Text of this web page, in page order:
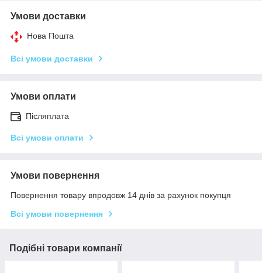
Умови доставки
Нова Пошта
Всі умови доставки
Умови оплати
Післяплата
Всі умови оплати
Умови повернення
Повернення товару впродовж 14 днів за рахунок покупця
Всі умови повернення
Подібні товари компанії